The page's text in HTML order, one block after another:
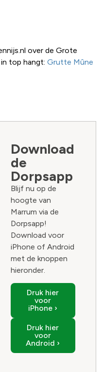
over de Grote
top hangt: Grutte Mûne
Download
de
Dorpsapp
Blijf nu op de
hoogte van
Marrum via de
Dorpsapp!
Download voor
iPhone of Android
met de knoppen
hieronder.
Druk hier
voor
iPhone ›
Druk hier
voor
Android ›